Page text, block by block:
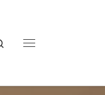
Search